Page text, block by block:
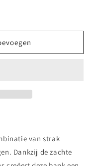
van strak
Dankzij de zachte